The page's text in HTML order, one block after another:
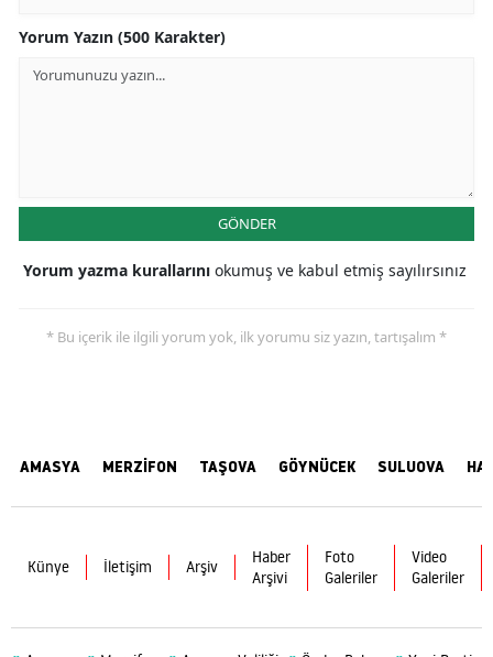
Yorum Yazın (500 Karakter)
GÖNDER
Yorum yazma kurallarını okumuş ve kabul etmiş sayılırsınız
* Bu içerik ile ilgili yorum yok, ilk yorumu siz yazın, tartışalım *
AMASYA MERZİFON TAŞOVA GÖYNÜCEK SULUOVA
Künye İletişim Arşiv
Haber
Arşivi
Foto
Galeriler
Video
Galeriler